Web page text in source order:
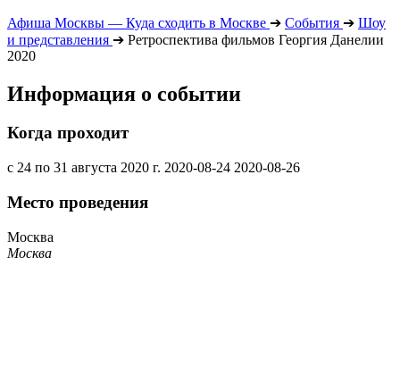
Афиша Москвы — Куда сходить в Москве ➔ События ➔ Шоу
и представления ➔ Ретроспектива фильмов Георгия Данелии
2020
Информация о событии
Когда проходит
с 24 по 31 августа 2020 г. 2020-08-24 2020-08-26
Место проведения
Москва
Москва